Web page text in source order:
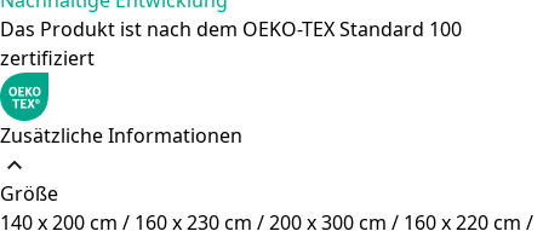
Das Produkt ist nach dem OEKO-TEX Standard 100
zertifiziert
Zusätzliche Informationen
Größe
140 x 200 cm / 160 x 230 cm / 200 x 300 cm / 160 x 220 cm /